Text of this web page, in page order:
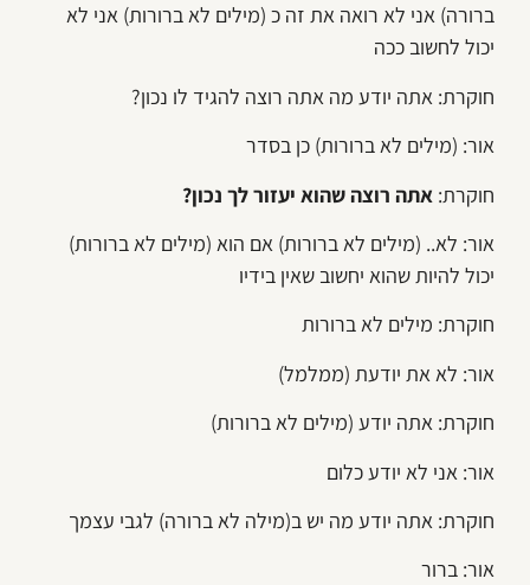
ברורה) אני לא רואה את זה כ (מילים לא ברורות) אני לא
יכול לחשוב ככה
חוקרת: אתה יודע מה אתה רוצה להגיד לו נכון?
אור: (מילים לא ברורות) כן בסדר
חוקרת: אתה רוצה שהוא יעזור לך נכון?
אור: לא.. (מילים לא ברורות) אם הוא (מילים לא ברורות)
יכול להיות שהוא יחשוב שאין בידיו
חוקרת: מילים לא ברורות
אור: לא את יודעת (ממלמל)
חוקרת: אתה יודע (מילים לא ברורות)
אור: אני לא יודע כלום
חוקרת: אתה יודע מה יש ב(מילה לא ברורה) לגבי עצמך
אור: ברור